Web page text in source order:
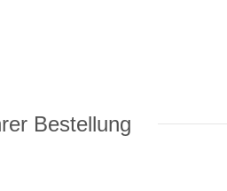
Bestellung